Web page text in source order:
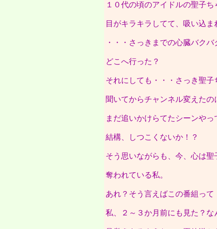
１０代の頃のアイドルの聖子ち
目がキラキラしてて、吸い込
・・・さっきまでの心臓バクバ
どこへ行った？
それにしても・・・さっき聖子
聞いてからチャンネル変えたの
まだ追いかけらてたシーンやっ
結構、しつこくないか！？
そう思いながらも、今、心は聖
奪われている私。
あれ？そう言えばこの番組って
私、２～３か月前にも見た？な